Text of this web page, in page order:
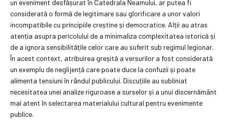
un eveniment desfășurat în Catedrala Neamului, ar putea fi
considerată o formă de legitimare sau glorificare a unor valori
incompatibile cu principiile creștine și democratice. Alții au atras
atenția asupra pericolului de a minimaliza complexitatea istorică și
de a ignora sensibilitățile celor care au suferit sub regimul legionar.
În acest context, atribuirea greșită a versurilor a fost considerată
un exemplu de neglijență care poate duce la confuzii și poate
alimenta tensiuni în rândul publicului. Discuțiile au subliniat
necesitatea unei analize riguroase a surselor și a unui discernământ
mai atent în selectarea materialului cultural pentru evenimente
publice.